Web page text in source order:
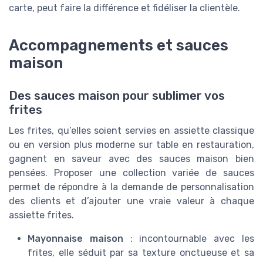
carte, peut faire la différence et fidéliser la clientèle.
Accompagnements et sauces
maison
Des sauces maison pour sublimer vos
frites
Les frites, qu’elles soient servies en assiette classique
ou en version plus moderne sur table en restauration,
gagnent en saveur avec des sauces maison bien
pensées. Proposer une collection variée de sauces
permet de répondre à la demande de personnalisation
des clients et d’ajouter une vraie valeur à chaque
assiette frites.
Mayonnaise maison : incontournable avec les
frites, elle séduit par sa texture onctueuse et sa